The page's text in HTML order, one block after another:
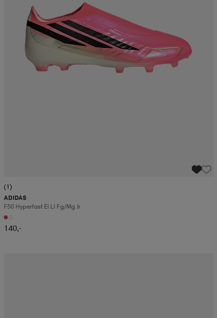
(1)
ADIDAS
F50 Hyperfast El Ll Fg/mg Jr
140,-